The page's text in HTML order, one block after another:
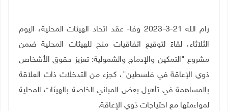
رام الله 21-3-2023 وفا- عقد اتحاد الهيئات المحلية، اليوم
الثلاثاء، لقاءً لتوقيع اتفاقيات منح للهيئات المحلية ضمن
مشروع "التمكين والإدماج والشمولية: تعزيز حقوق الأشخاص
ذوي الإعاقة في فلسطين"، كجزء من التدخلات ذات العلاقة
بالمساهمة في تأهيل بعض المباني الخاصة بالهيئات المحلية
لمواءمتها مع احتياجات ذوي الإعاقة.